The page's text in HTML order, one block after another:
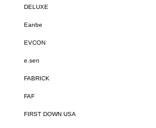
DELUXE
Eanbe
EVCON
e.sen
FABRICK
FAF
FIRST DOWN USA